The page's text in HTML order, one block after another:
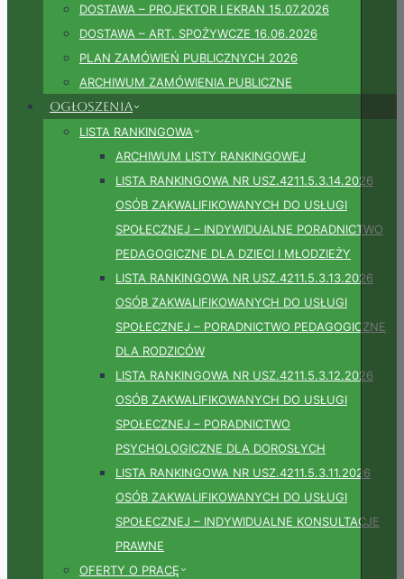
DOSTAWA – PROJEKTOR I EKRAN 15.07.2026
DOSTAWA – ART. SPOŻYWCZE 16.06.2026
PLAN ZAMÓWIEŃ PUBLICZNYCH 2026
ARCHIWUM ZAMÓWIENIA PUBLICZNE
Ogłoszenia
LISTA RANKINGOWA
ARCHIWUM LISTY RANKINGOWEJ
LISTA RANKINGOWA NR USZ.4211.5.3.14.2026
OSÓB ZAKWALIFIKOWANYCH DO USŁUGI
SPOŁECZNEJ – INDYWIDUALNE PORADNICTWO
PEDAGOGICZNE DLA DZIECI I MŁODZIEŻY
LISTA RANKINGOWA NR USZ.4211.5.3.13.2026
OSÓB ZAKWALIFIKOWANYCH DO USŁUGI
SPOŁECZNEJ – PORADNICTWO PEDAGOGICZNE
DLA RODZICÓW
LISTA RANKINGOWA NR USZ.4211.5.3.12.2026
OSÓB ZAKWALIFIKOWANYCH DO USŁUGI
SPOŁECZNEJ – PORADNICTWO
PSYCHOLOGICZNE DLA DOROSŁYCH
LISTA RANKINGOWA NR USZ.4211.5.3.11.2026
OSÓB ZAKWALIFIKOWANYCH DO USŁUGI
SPOŁECZNEJ – INDYWIDUALNE KONSULTACJE
PRAWNE
OFERTY O PRACĘ